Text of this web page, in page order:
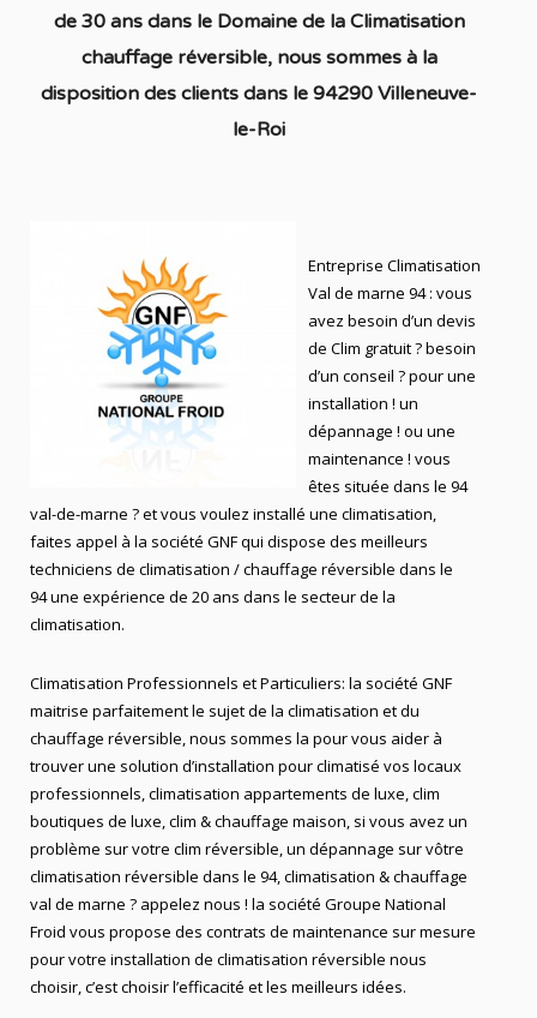
de 30 ans dans le Domaine de la Climatisation
chauffage réversible, nous sommes à la
disposition des clients dans le 94290 Villeneuve-
le-Roi
Entreprise Climatisation
Val de marne 94 : vous
avez besoin d’un devis
de Clim gratuit ? besoin
d’un conseil ? pour une
installation ! un
dépannage ! ou une
maintenance ! vous
êtes située dans le 94
val-de-marne ? et vous voulez installé une climatisation,
faites appel à la société GNF qui dispose des meilleurs
techniciens de climatisation / chauffage réversible dans le
94 une expérience de 20 ans dans le secteur de la
climatisation.
Climatisation Professionnels et Particuliers: la société GNF
maitrise parfaitement le sujet de la climatisation et du
chauffage réversible, nous sommes la pour vous aider à
trouver une solution d’installation pour climatisé vos locaux
professionnels, climatisation appartements de luxe, clim
boutiques de luxe, clim & chauffage maison, si vous avez un
problème sur votre clim réversible, un dépannage sur vôtre
climatisation réversible dans le 94, climatisation & chauffage
val de marne ? appelez nous ! la société Groupe National
Froid vous propose des contrats de maintenance sur mesure
pour votre installation de climatisation réversible nous
choisir, c’est choisir l’efficacité et les meilleurs idées.